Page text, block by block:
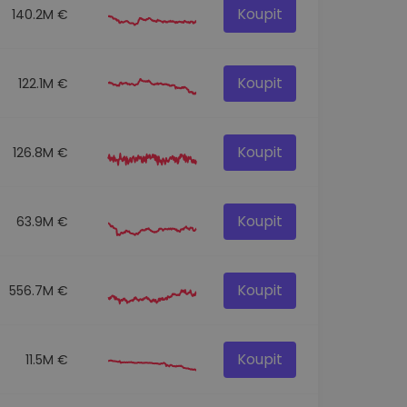
140.2M € Koupit
122.1M € Koupit
126.8M € Koupit
63.9M € Koupit
556.7M € Koupit
11.5M € Koupit